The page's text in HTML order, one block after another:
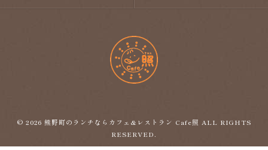
© 2026 熊野町のランチならカフェ&レストラン Cafe照 ALL RIGHTS
RESERVED.